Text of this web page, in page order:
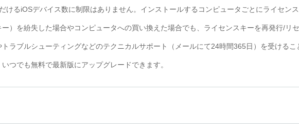
けるiOSデバイス数に制限はありません。インストールするコンピュータごとにライセンス
）を紛失した場合やコンピュータへの買い換えた場合でも、ライセンスキーを再発行/リセ
ラブルシューティングなどのテクニカルサポート（メールにて24時間365日）を受けるこ
つでも無料で最新版にアップグレードできます。